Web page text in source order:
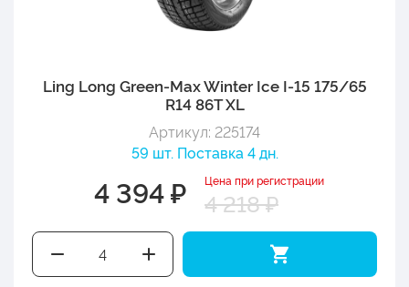
Ling Long Green-Max Winter Ice I-15 175/65
R14 86T XL
Артикул: 225174
59 шт. Поставка 4 дн.
4 394 ₽ Цена при регистрации
4 218 ₽